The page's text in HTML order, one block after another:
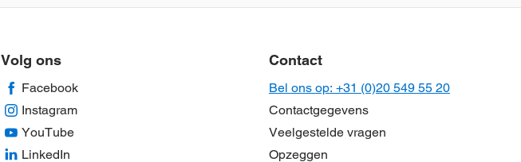
Volg ons
Facebook
Instagram
YouTube
LinkedIn
Contact
Bel ons op: +31 (0)20 549 55 20
Contactgegevens
Veelgestelde vragen
Opzeggen